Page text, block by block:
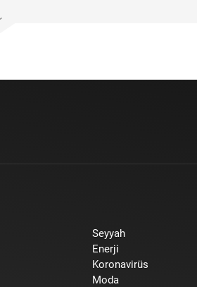
Seyyah
Enerji
Koronavirüs
Moda